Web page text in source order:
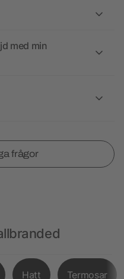
med min
frågor
Hatt Termosar